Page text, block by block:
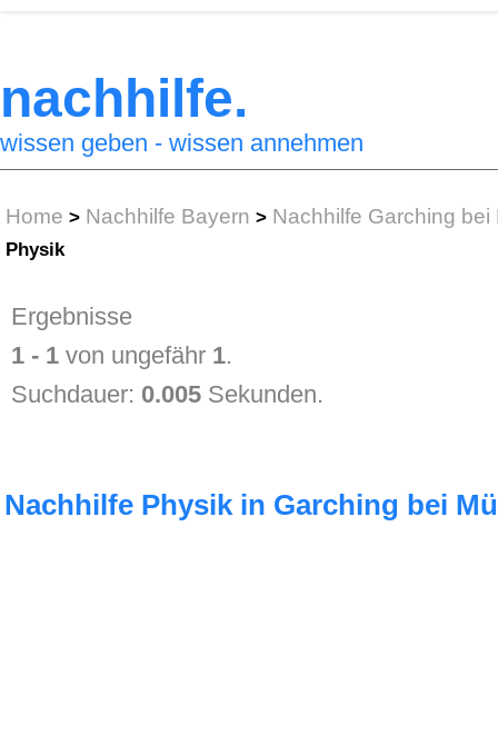
nachhilfe.
wissen geben - wissen annehmen
Home > Nachhilfe Bayern > Nachhilfe Garching bei
Physik
Ergebnisse
1 - 1 von ungefähr 1.
Suchdauer: 0.005 Sekunden.
Nachhilfe Physik in Garching bei